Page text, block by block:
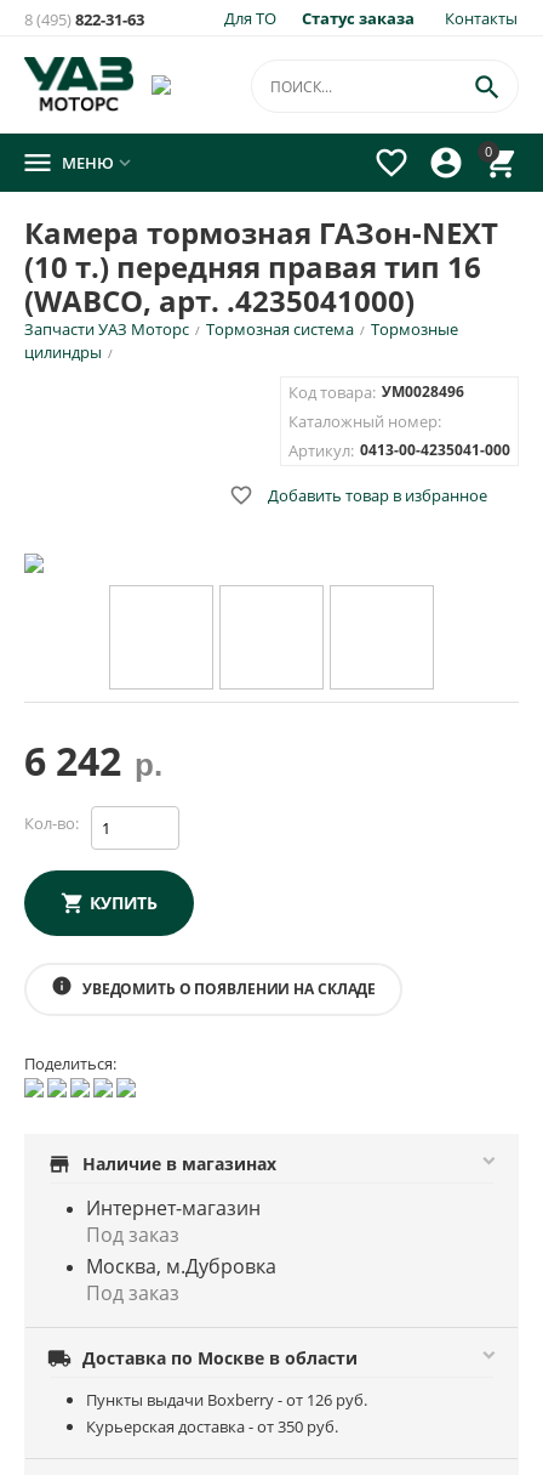
Для ТО Статус заказа Контакты
8 (495)822-31-63
0




 МЕНЮ 
Камера тормозная ГАЗон-NEXT
(10 т.) передняя правая тип 16
(WABCO, арт. .4235041000)
Запчасти УАЗ Моторс / Тормозная система / Тормозные
цилиндры /
Код товара: УМ0028496
Каталожный номер:
Артикул: 0413-00-4235041-000
 Добавить товар в избранное
6 242 р.
Кол-во:
КУПИТЬ
info УВЕДОМИТЬ О ПОЯВЛЕНИИ НА СКЛАДЕ
Уведомить о появлении на складе
товара:
×
Камера тормозная ГАЗон-NEXT (10 т.) передняя правая
тип 16 (WABCO, арт. .4235041000)
E-mail для уведомления письмом
Номер телефона для SMS уведомления
Поделиться:
store Наличие в магазинах
Интернет-магазин
Под заказ
Москва, м.Дубровка
Под заказ
 Доставка по Москве в области
Пункты выдачи Boxberry - от 126 руб.
Курьерская доставка - от 350 руб.